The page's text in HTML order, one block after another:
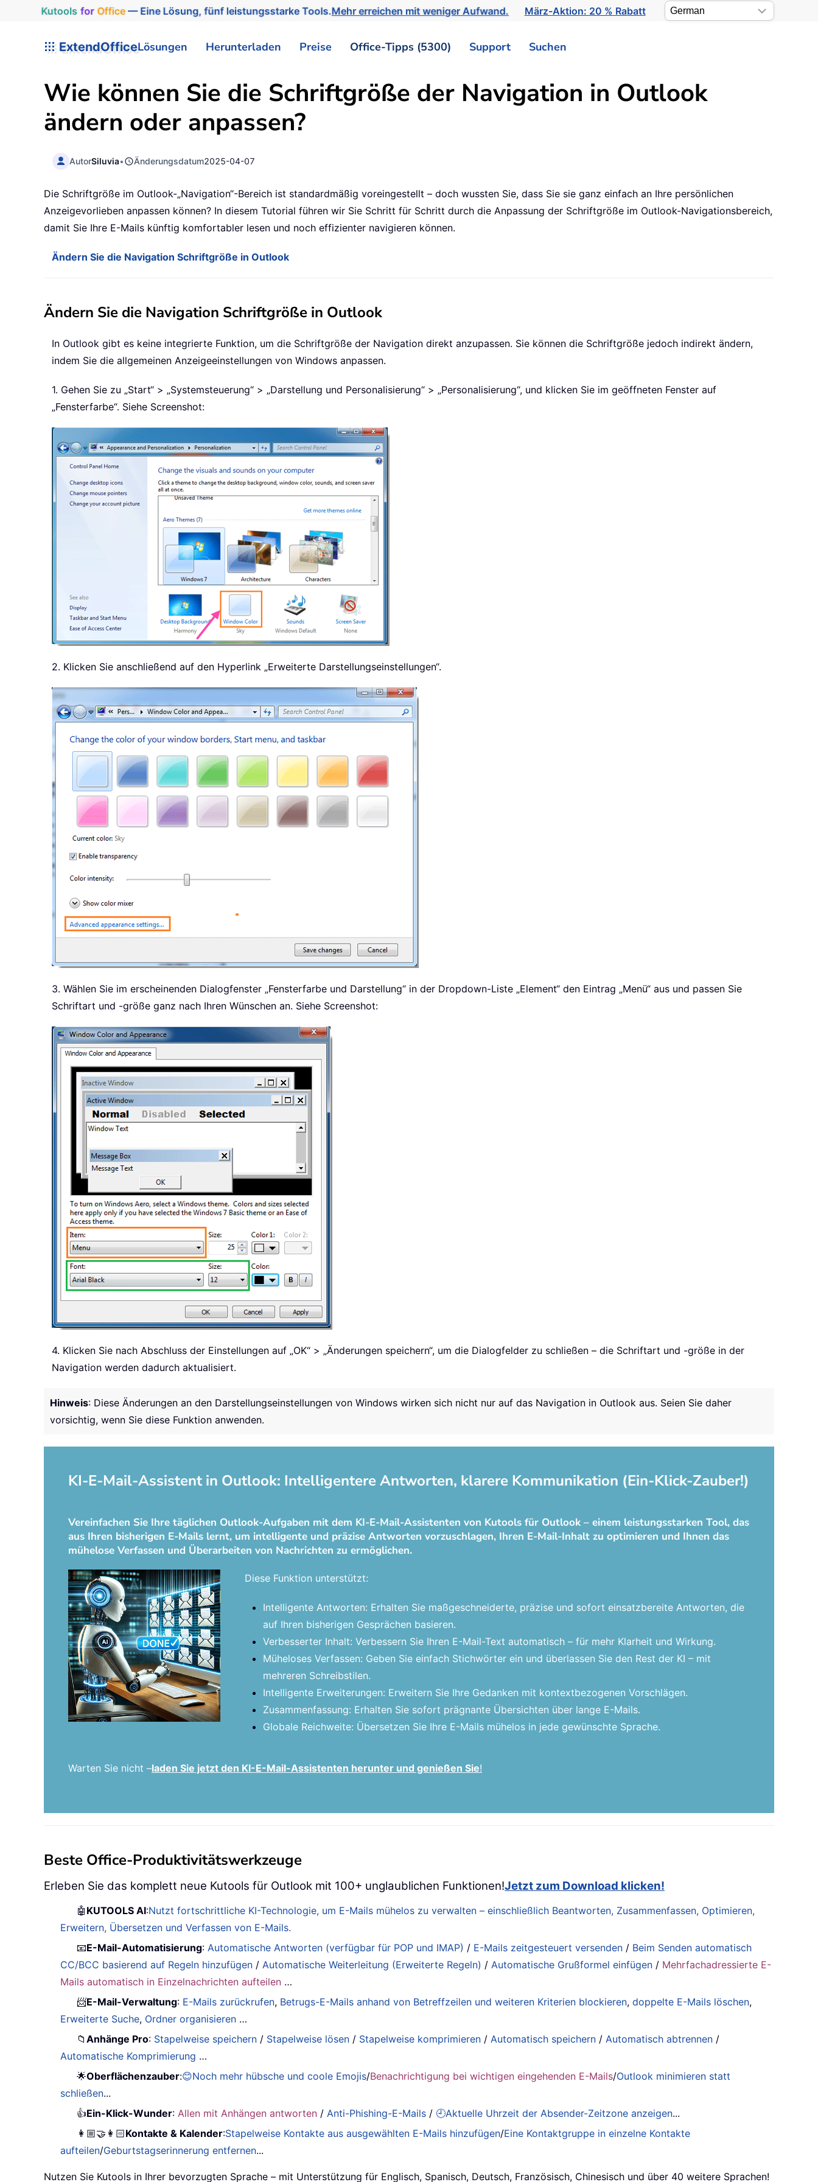
Kutools for Office— Eine Lösung, fünf leistungsstarke Tools.Mehr erreichen mit weniger Aufwand. März-Aktion: 20 % Rabatt
ExtendOfficeLösungen Herunterladen Preise Office-Tipps (5300) Support Suchen
Wie können Sie die Schriftgröße der Navigation in Outlook
ändern oder anpassen?
AutorSiluvia• Änderungsdatum2025-04-07
Die Schriftgröße im Outlook-„Navigation“-Bereich ist standardmäßig voreingestellt – doch wussten Sie, dass Sie sie ganz einfach an Ihre persönlichen
Anzeigevorlieben anpassen können? In diesem Tutorial führen wir Sie Schritt für Schritt durch die Anpassung der Schriftgröße im Outlook-Navigationsbereich,
damit Sie Ihre E-Mails künftig komfortabler lesen und noch effizienter navigieren können.
Ändern Sie die Navigation Schriftgröße in Outlook
Ändern Sie die Navigation Schriftgröße in Outlook
In Outlook gibt es keine integrierte Funktion, um die Schriftgröße der Navigation direkt anzupassen. Sie können die Schriftgröße jedoch indirekt ändern,
indem Sie die allgemeinen Anzeigeeinstellungen von Windows anpassen.
1. Gehen Sie zu „Start“ > „Systemsteuerung“ > „Darstellung und Personalisierung“ > „Personalisierung“, und klicken Sie im geöffneten Fenster auf
„Fensterfarbe“. Siehe Screenshot:
2. Klicken Sie anschließend auf den Hyperlink „Erweiterte Darstellungseinstellungen“.
3. Wählen Sie im erscheinenden Dialogfenster „Fensterfarbe und Darstellung“ in der Dropdown-Liste „Element“ den Eintrag „Menü“ aus und passen Sie
Schriftart und -größe ganz nach Ihren Wünschen an. Siehe Screenshot:
4. Klicken Sie nach Abschluss der Einstellungen auf „OK“ > „Änderungen speichern“, um die Dialogfelder zu schließen – die Schriftart und -größe in der
Navigation werden dadurch aktualisiert.
Hinweis: Diese Änderungen an den Darstellungseinstellungen von Windows wirken sich nicht nur auf das Navigation in Outlook aus. Seien Sie daher
vorsichtig, wenn Sie diese Funktion anwenden.
KI-E-Mail-Assistent in Outlook: Intelligentere Antworten, klarere Kommunikation (Ein-Klick-Zauber!)
Vereinfachen Sie Ihre täglichen Outlook-Aufgaben mit dem KI-E-Mail-Assistenten von Kutools für Outlook – einem leistungsstarken Tool, das
aus Ihren bisherigen E-Mails lernt, um intelligente und präzise Antworten vorzuschlagen, Ihren E-Mail-Inhalt zu optimieren und Ihnen das
mühelose Verfassen und Überarbeiten von Nachrichten zu ermöglichen.
Diese Funktion unterstützt:
Intelligente Antworten: Erhalten Sie maßgeschneiderte, präzise und sofort einsatzbereite Antworten, die
auf Ihren bisherigen Gesprächen basieren.
Verbesserter Inhalt: Verbessern Sie Ihren E-Mail-Text automatisch – für mehr Klarheit und Wirkung.
Müheloses Verfassen: Geben Sie einfach Stichwörter ein und überlassen Sie den Rest der KI – mit
mehreren Schreibstilen.
Intelligente Erweiterungen: Erweitern Sie Ihre Gedanken mit kontextbezogenen Vorschlägen.
Zusammenfassung: Erhalten Sie sofort prägnante Übersichten über lange E-Mails.
Globale Reichweite: Übersetzen Sie Ihre E-Mails mühelos in jede gewünschte Sprache.
Warten Sie nicht –laden Sie jetzt den KI-E-Mail-Assistenten herunter und genießen Sie!
Beste Office-Produktivitätswerkzeuge
Erleben Sie das komplett neue Kutools für Outlook mit 100+ unglaublichen Funktionen!Jetzt zum Download klicken!
🤖 KUTOOLS AI:Nutzt fortschrittliche KI-Technologie, um E-Mails mühelos zu verwalten – einschließlich Beantworten, Zusammenfassen, Optimieren,
Erweitern, Übersetzen und Verfassen von E-Mails.
📧E-Mail-Automatisierung:Automatische Antworten (verfügbar für POP und IMAP) / E-Mails zeitgesteuert versenden / Beim Senden automatisch
CC/BCC basierend auf Regeln hinzufügen /Automatische Weiterleitung (Erweiterte Regeln) /Automatische Grußformel einfügen / Mehrfachadressierte E-
Mails automatisch in Einzelnachrichten aufteilen …
📨E-Mail-Verwaltung: E-Mails zurückrufen, Betrugs-E-Mails anhand von Betreffzeilen und weiteren Kriterien blockieren,doppelte E-Mails löschen,
Erweiterte Suche, Ordner organisieren …
📁Anhänge Pro: Stapelweise speichern / Stapelweise lösen / Stapelweise komprimieren /Automatisch speichern /Automatisch abtrennen /
Automatische Komprimierung …
🌟Oberflächenzauber:😊Noch mehr hübsche und coole Emojis/Benachrichtigung bei wichtigen eingehenden E-Mails/Outlook minimieren statt
schließen...
👍Ein-Klick-Wunder:Allen mit Anhängen antworten /Anti-Phishing-E-Mails / 🕘Aktuelle Uhrzeit der Absender-Zeitzone anzeigen...
👩🏼‍🤝‍👩🏻Kontakte & Kalender:Stapelweise Kontakte aus ausgewählten E-Mails hinzufügen/Eine Kontaktgruppe in einzelne Kontakte
aufteilen/Geburtstagserinnerung entfernen...
Nutzen Sie Kutools in Ihrer bevorzugten Sprache – mit Unterstützung für Englisch, Spanisch, Deutsch, Französisch, Chinesisch und über 40 weitere Sprachen!